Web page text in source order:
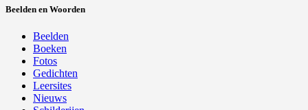
Beelden en Woorden
Beelden
Boeken
Fotos
Gedichten
Leersites
Nieuws